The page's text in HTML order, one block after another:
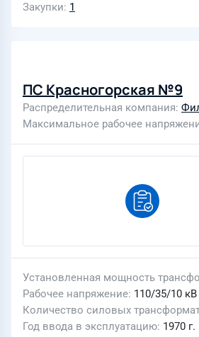
Закупки 1
ПС Красногорская №9
Распределительная компания
Максимальное рабочее
Установленная мощность
Рабочее напряжение 110/35/10 кВ
Количество силовых
Год ввода в эксплуатацию 1970 г.